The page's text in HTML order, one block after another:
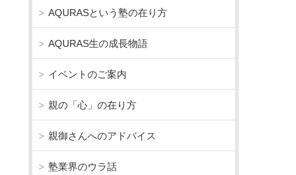
AQURASという塾の在り方
AQURAS生の成長物語
イベントのご案内
親の「心」の在り方
親御さんへのアドバイス
塾業界のウラ話